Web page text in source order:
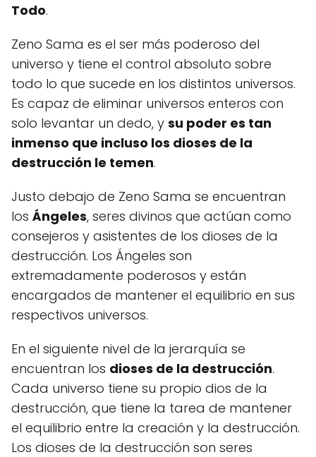
Todo.
Zeno Sama es el ser más poderoso del
universo y tiene el control absoluto sobre
todo lo que sucede en los distintos universos.
Es capaz de eliminar universos enteros con
solo levantar un dedo, y su poder es tan
inmenso que incluso los dioses de la
destrucción le temen.
Justo debajo de Zeno Sama se encuentran
los Ángeles, seres divinos que actúan como
consejeros y asistentes de los dioses de la
destrucción. Los Ángeles son
extremadamente poderosos y están
encargados de mantener el equilibrio en sus
respectivos universos.
En el siguiente nivel de la jerarquía se
encuentran los dioses de la destrucción.
Cada universo tiene su propio dios de la
destrucción, que tiene la tarea de mantener
el equilibrio entre la creación y la destrucción.
Los dioses de la destrucción son seres